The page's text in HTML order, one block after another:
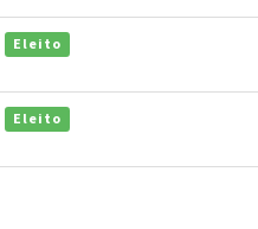
Eleito
Eleito